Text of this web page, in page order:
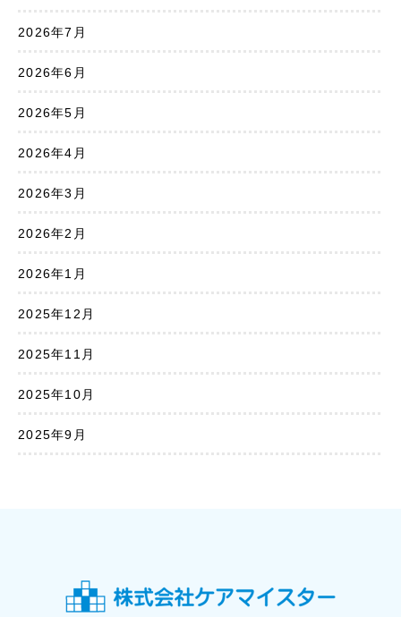
2026年7月
2026年6月
2026年5月
2026年4月
2026年3月
2026年2月
2026年1月
2025年12月
2025年11月
2025年10月
2025年9月